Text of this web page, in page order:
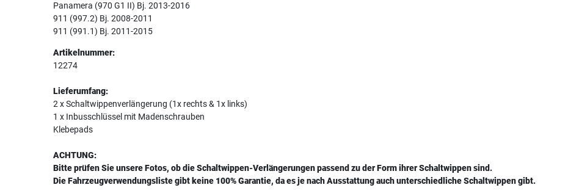
Panamera (970 G1 II) Bj. 2013-2016
911 (997.2) Bj. 2008-2011
911 (991.1) Bj. 2011-2015
Artikelnummer:
12274
Lieferumfang:
2 x Schaltwippenverlängerung (1x rechts & 1x links)
1 x Inbusschlüssel mit Madenschrauben
Klebepads
ACHTUNG:
Bitte prüfen Sie unsere Fotos, ob die Schaltwippen-Verlängerungen passend zu der Form ihrer Schaltwippen sind.
Die Fahrzeugverwendungsliste gibt keine 100% Garantie, da es je nach Ausstattung auch unterschiedliche Schaltwippen gibt.